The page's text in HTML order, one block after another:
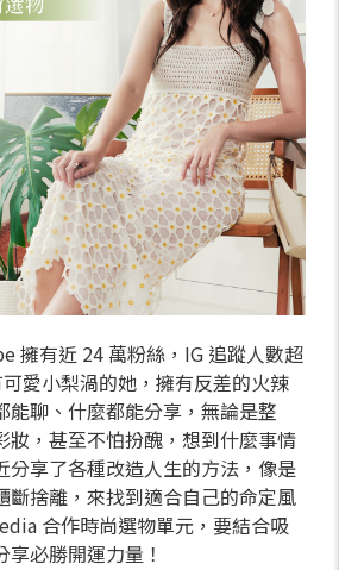
擁有近 24 萬粉絲，IG 追蹤人數超
愛小梨渦的她，擁有反差的火辣
能聊、什麼都能分享，無論是整
妝，甚至不怕扮醜，想到什麼事情
分享了各種改造人生的方法，像是
斷捨離，來找到適合自己的命定風
合作時尚選物單元，要結合吸
必勝開運力量！